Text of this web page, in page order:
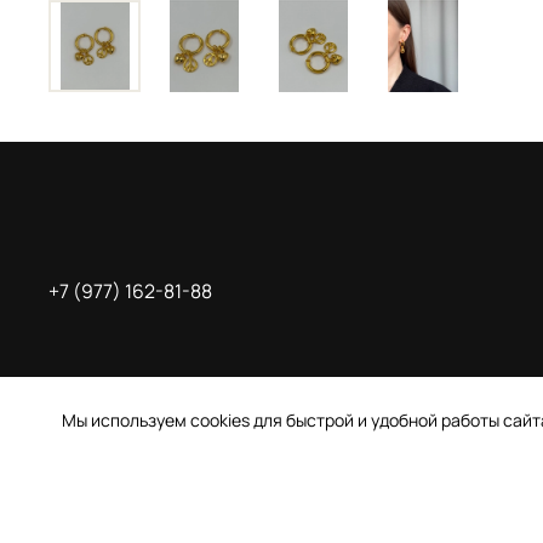
+7 (977) 162-81-88
Мы используем cookies для быстрой и удобной работы